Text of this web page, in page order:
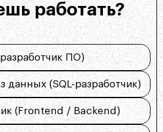
работать?
ПО)
данных (SQL-разработчик)
(Frontend / Backend)